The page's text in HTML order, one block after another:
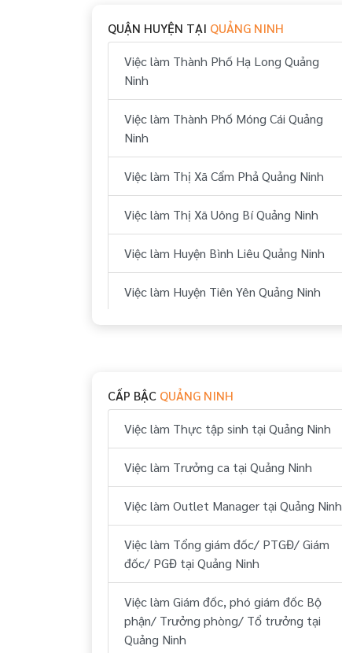
QUẬN HUYỆN TẠI QUẢNG NINH
Việc làm Thành Phố Hạ Long Quảng
Ninh
Việc làm Thành Phố Móng Cái Quảng
Ninh
Việc làm Thị Xã Cẩm Phả Quảng Ninh
Việc làm Thị Xã Uông Bí Quảng Ninh
Việc làm Huyện Bình Liêu Quảng Ninh
Việc làm Huyện Tiên Yên Quảng Ninh
Việc làm Huyện Ba Chẽ Quảng Ninh
Việc làm Huyện Vân Đồn Quảng Ninh
Việc làm Huyện Hoành Bồ Quảng Ninh
Việc làm Huyện Đông Triều Quảng Ninh
Việc làm Huyện Yên Hưng Quảng Ninh
Việc làm Huyện Cô Tô Quảng Ninh
Việc làm Thị Xã Quảng Yên Quảng Ninh
CẤP BẬC QUẢNG NINH
Việc làm Thực tập sinh tại Quảng Ninh
Việc làm Trưởng ca tại Quảng Ninh
Việc làm Outlet Manager tại Quảng Ninh
Việc làm Tổng giám đốc/ PTGĐ/ Giám
đốc/ PGĐ tại Quảng Ninh
Việc làm Giám đốc, phó giám đốc Bộ
phận/ Trưởng phòng/ Tổ trưởng tại
Quảng Ninh